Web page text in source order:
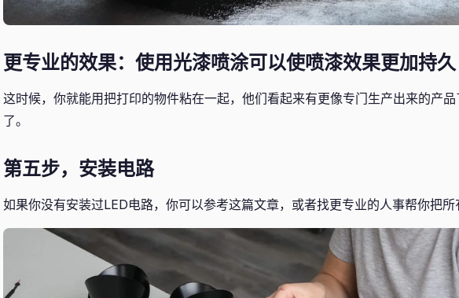
更专业的效果：使用光漆喷涂可以使喷漆效果更加持久
这时候，你就能用把打印的物件粘在一起，他们看起来有更像专门生产出来的产
了。
第五步，安装电路
如果你没有安装过LED电路，你可以参考这篇文章，或者找更专业的人事帮你把所